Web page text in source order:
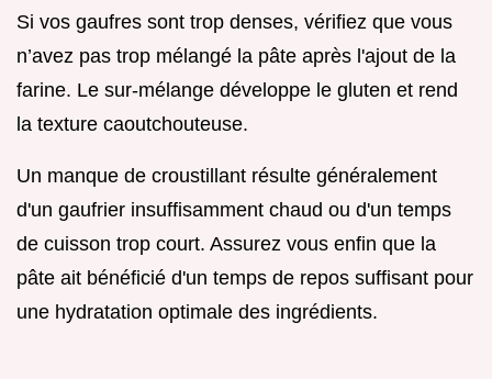
Si vos gaufres sont trop denses, vérifiez que vous
n’avez pas trop mélangé la pâte après l'ajout de la
farine. Le sur-mélange développe le gluten et rend
la texture caoutchouteuse.
Un manque de croustillant résulte généralement
d'un gaufrier insuffisamment chaud ou d'un temps
de cuisson trop court. Assurez vous enfin que la
pâte ait bénéficié d'un temps de repos suffisant pour
une hydratation optimale des ingrédients.